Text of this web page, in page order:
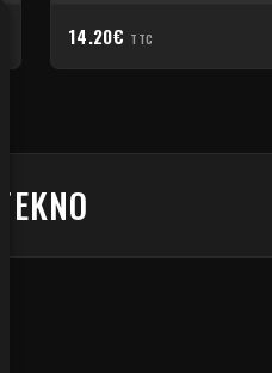
14.20€ TTC